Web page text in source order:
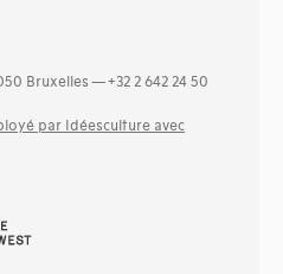
Bruxelles — +32 2 642 24 50
par Idéesculture avec